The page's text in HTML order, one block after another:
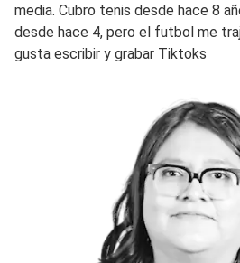
media. Cubro tenis desde hace 8
desde hace 4, pero el futbol me
gusta escribir y grabar Tiktoks